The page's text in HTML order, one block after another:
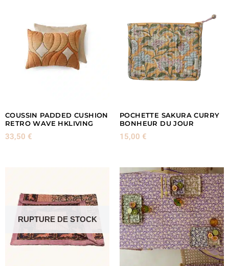
COUSSIN PADDED CUSHION
RETRO WAVE HKLIVING
33,50 €
POCHETTE SAKURA CURRY
BONHEUR DU JOUR
15,00 €
RUPTURE DE STOCK